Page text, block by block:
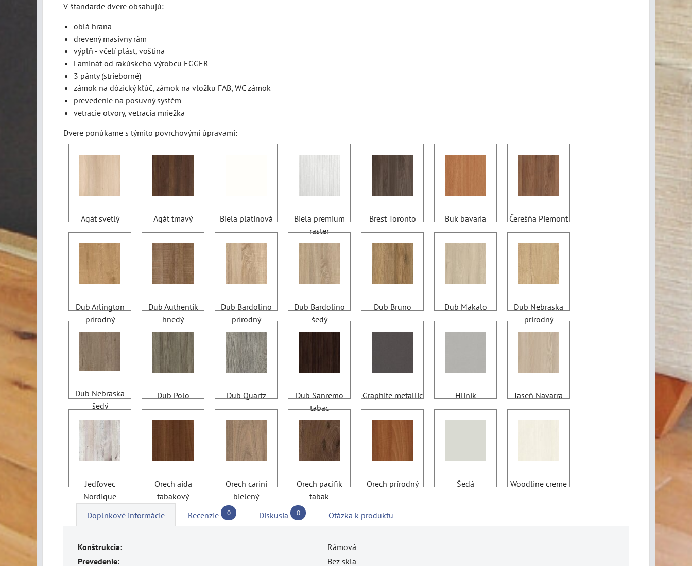
V štandarde dvere obsahujú:
oblá hrana
drevený masívny rám
výplň - včelí plást, voština
Laminát od rakúskeho výrobcu EGGER
3 pánty (strieborné)
zámok na dózický kľúč, zámok na vložku FAB, WC zámok
prevedenie na posuvný systém
vetracie otvory, vetracia mriežka
Dvere ponúkame s týmito povrchovými úpravami:
Agát svetlý Agát tmavý Biela platinová
Biela premium
raster
Brest Toronto Buk bavaria Čerešňa Piemont
Dub Arlington
prírodný
Dub Authentik
hnedý
Dub Bardolino
prírodný
Dub Bardolino
šedý
Dub Bruno Dub Makalo
Dub Nebraska
prírodný
Dub Nebraska
šedý
Dub Polo Dub Quartz
Dub Sanremo
tabac
Graphite metallic Hliník Jaseň Navarra
Jedľovec
Nordique
Orech aida
tabakový
Orech carini
bielený
Orech pacifik
tabak
Orech prírodný Šedá Woodline creme
Doplnkové informácie Recenzie 0 Diskusia 0 Otázka k produktu
Konštrukcia:
Rámová
Prevedenie:
Bez skla